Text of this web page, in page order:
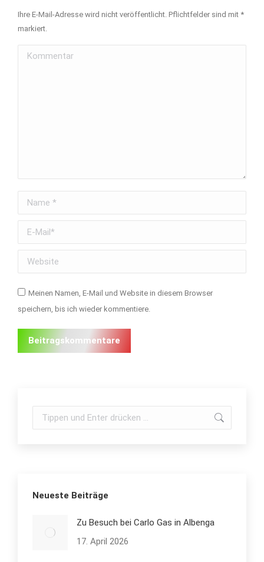
Ihre E-Mail-Adresse wird nicht veröffentlicht. Pflichtfelder sind mit *
markiert.
Kommentar
Name *
E-Mail *
Website
Meinen Namen, E-Mail und Website in diesem Browser
speichern, bis ich wieder kommentiere.
Beitragskommentare
Search:
Neueste Beiträge
Zu Besuch bei Carlo Gas in Albenga
17. April 2026